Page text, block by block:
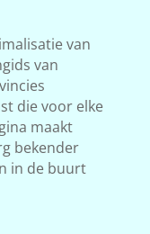
van
van
die voor elke
maakt
bekender
in de buurt